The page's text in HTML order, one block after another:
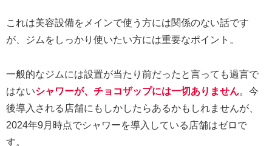
これは美容設備をメインで使う方には関係のない話です
が、ジムをしっかり使いたい方には重要なポイント。
一般的なジムには設置が当たり前だったと言っても過言で
はないシャワーが、チョコザップには一切ありません。今
後導入される店舗にもしかしたらあるかもしれませんが、
2024年9月時点でシャワーを導入している店舗はゼロで
す。